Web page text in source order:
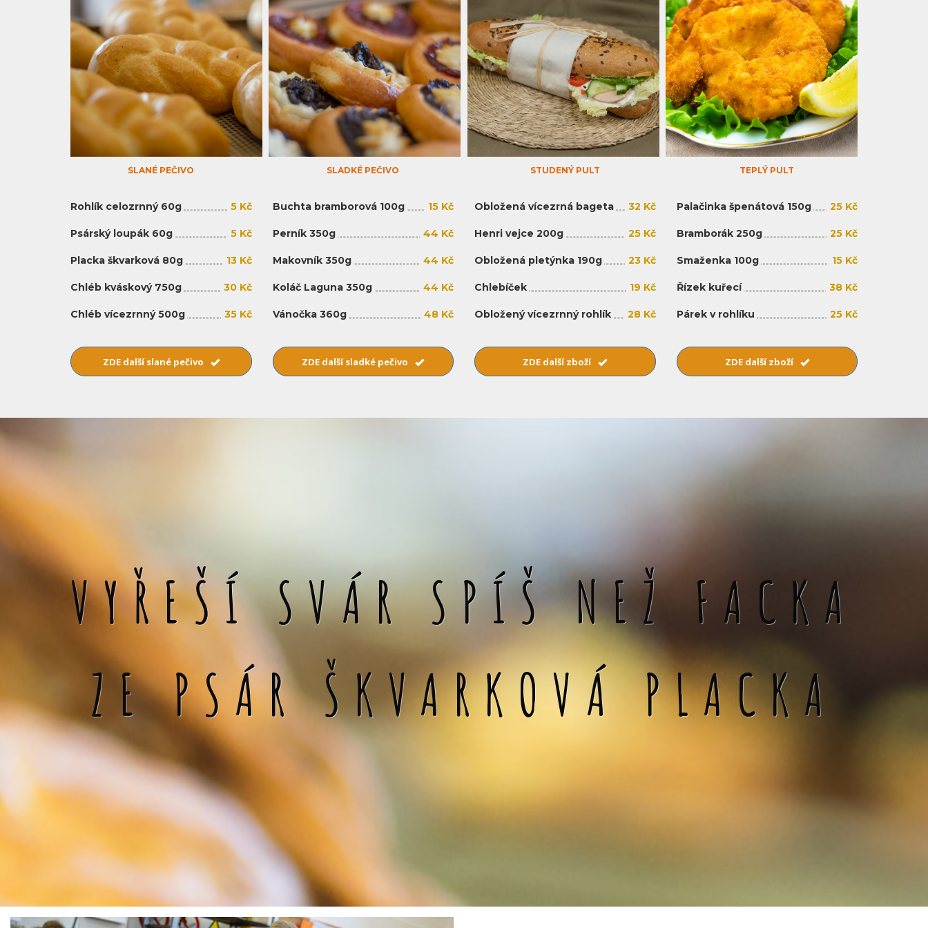
SLANÉ PEČIVO
Rohlík celozrnný 60g 5 Kč
Psárský loupák 60g 5 Kč
Placka škvarková 80g 13 Kč
Chléb kváskový 750g 30 Kč
Chléb vícezrnný 500g 35 Kč
ZDE další slané pečivo
SLADKÉ PEČIVO
Buchta bramborová 100g 15 Kč
Perník 350g 44 Kč
Makovník 350g 44 Kč
Koláč Laguna 350g 44 Kč
Vánočka 360g 48 Kč
ZDE další sladké pečivo
STUDENÝ PULT
Obložená vícezrná bageta 32 Kč
Henri vejce 200g 25 Kč
Obložená pletýnka 190g 23 Kč
Chlebíček 19 Kč
Obložený vícezrnný rohlík 28 Kč
ZDE další zboží
TEPLÝ PULT
Palačinka špenátová 150g 25 Kč
Bramborák 250g 25 Kč
Smaženka 100g 15 Kč
Řízek kuřecí 38 Kč
Párek v rohlíku 25 Kč
ZDE další zboží
VYŘEŠÍ SVÁR SPÍŠ NEŽ FACKA
ZE PSÁR ŠKVARKOVÁ PLACKA